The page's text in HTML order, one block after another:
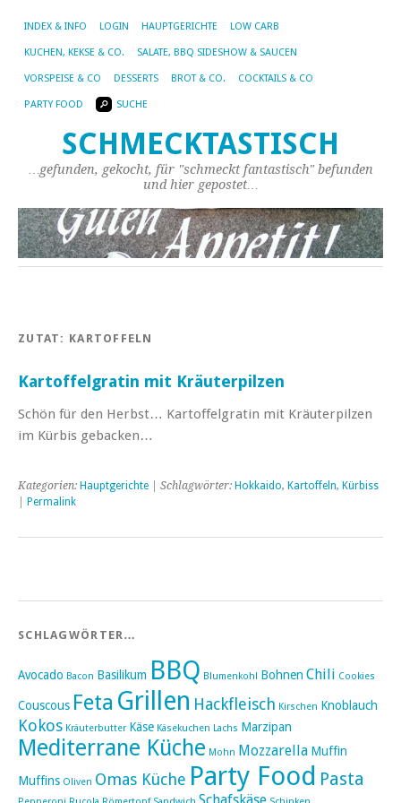
INDEX & INFO LOGIN HAUPTGERICHTE LOW CARB
KUCHEN, KEKSE & CO. SALATE, BBQ SIDESHOW & SAUCEN
VORSPEISE & CO DESSERTS BROT & CO. COCKTAILS & CO
PARTY FOOD SUCHE
SCHMECKTASTISCH
…gefunden, gekocht, für "schmeckt fantastisch" befunden
und hier gepostet…
ZUTAT: KARTOFFELN
Kartoffelgratin mit Kräuterpilzen
Schön für den Herbst… Kartoffelgratin mit Kräuterpilzen
im Kürbis gebacken…
Kategorien: Hauptgerichte | Schlagwörter: Hokkaido, Kartoffeln, Kürbiss
Permalink
SCHLAGWÖRTER…
Avocado Bacon Basilikum BBQ Blumenkohl Bohnen Chili Cookies
Couscous Feta Grillen Hackfleisch Kirschen Knoblauch
Kokos Kräuterbutter Käse Käsekuchen Lachs Marzipan
Mediterrane Küche Mohn Mozzarella Muffin
Muffins Oliven Omas Küche Party Food Pasta
Schafskäse